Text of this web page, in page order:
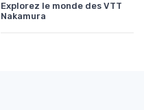
Explorez le monde des VTT
Nakamura